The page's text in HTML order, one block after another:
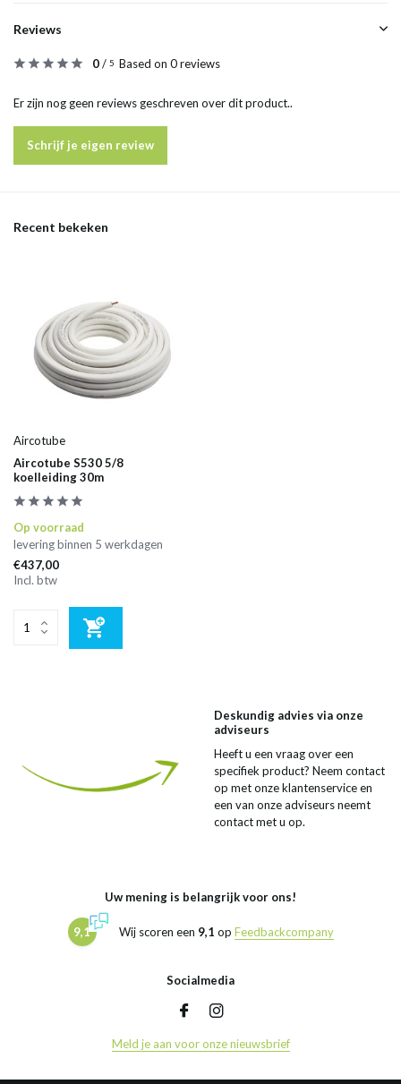
Reviews
0/ 5 Based on 0 reviews
Er zijn nog geen reviews geschreven over dit product..
Schrijf je eigen review
Recent bekeken
Aircotube
Aircotube S530 5/8
koelleiding 30m
Op voorraad
levering binnen 5 werkdagen
€437,00
Incl. btw
Deskundig advies via onze
adviseurs
Heeft u een vraag over een
specifiek product? Neem contact
op met onze klantenservice en
een van onze adviseurs neemt
contact met u op.
Uw mening is belangrijk voor ons!
9,1 Wij scoren een 9,1 op Feedbackcompany
Socialmedia
Meld je aan voor onze nieuwsbrief